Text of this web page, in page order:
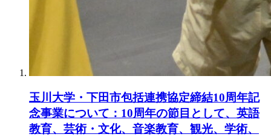
玉川大学・下田市包括連携協定締結10周年記
念事業について：10周年の節目として、英語
教育、芸術・文化、音楽教育、観光、学術、